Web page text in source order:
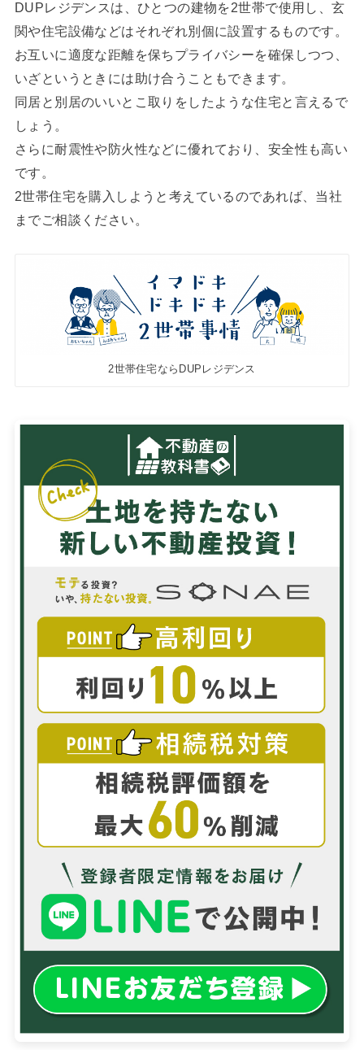
DUPレジデンスは、ひとつの建物を2世帯で使用し、玄
関や住宅設備などはそれぞれ別個に設置するものです。
お互いに適度な距離を保ちプライバシーを確保しつつ、
いざというときには助け合うこともできます。
同居と別居のいいとこ取りをしたような住宅と言えるで
しょう。
さらに耐震性や防火性などに優れており、安全性も高い
です。
2世帯住宅を購入しようと考えているのであれば、当社
までご相談ください。
2世帯住宅ならDUPレジデンス